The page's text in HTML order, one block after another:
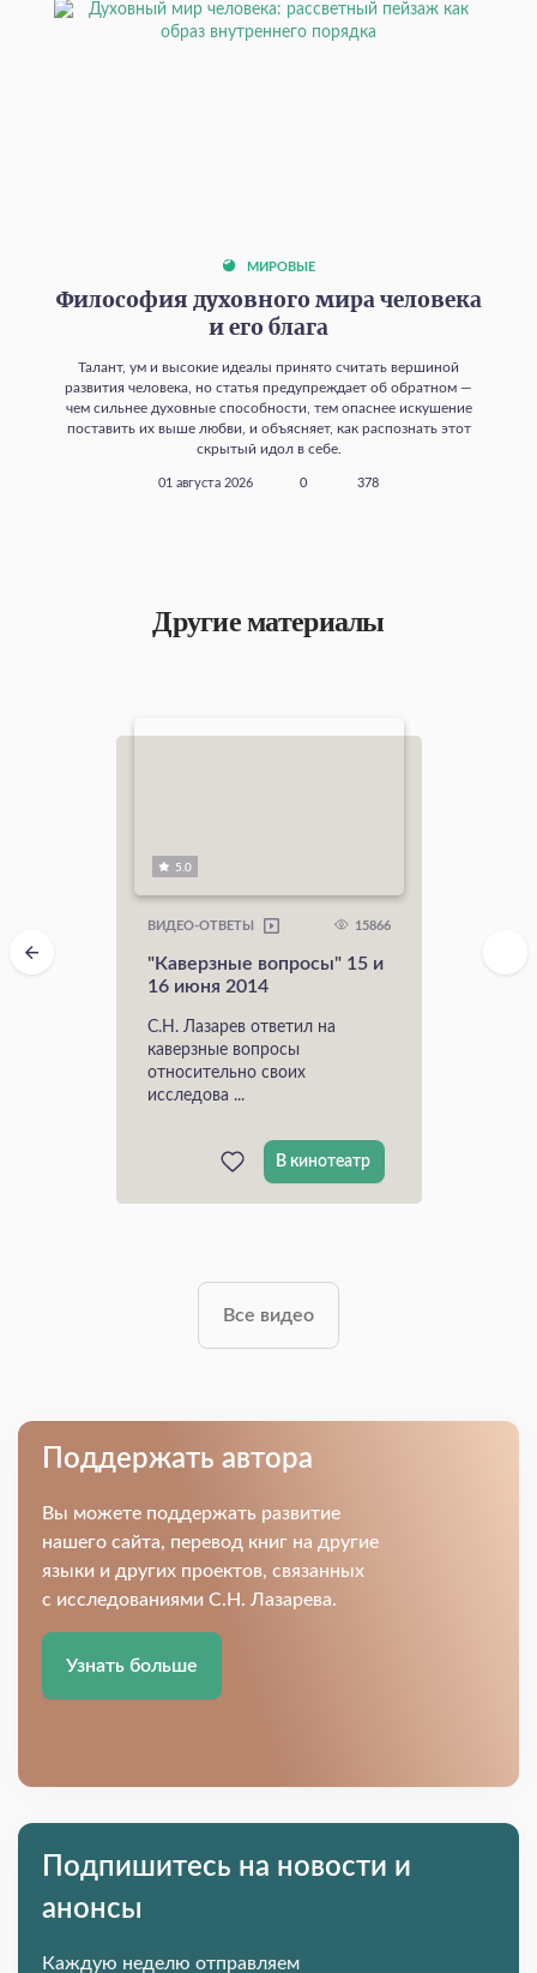
МИРОВЫЕ
Философия духовного мира человека
и его блага
Талант, ум и высокие идеалы принято считать вершиной
развития человека, но статья предупреждает об обратном —
чем сильнее духовные способности, тем опаснее искушение
поставить их выше любви, и объясняет, как распознать этот
скрытый идол в себе.
01 августа 2026 0 378
Другие материалы
5.0
ВИДЕО-ОТВЕТЫ 15866
"Каверзные вопросы" 15 и
16 июня 2014
С.Н. Лазарев ответил на
каверзные вопросы
относительно своих
исследова ...
В кинотеатр
Все видео
Поддержать автора
Вы можете поддержать развитие
нашего сайта, перевод книг на другие
языки и других проектов, связанных
с исследованиями С.Н. Лазарева.
Узнать больше
Подпишитесь на новости и
анонсы
Каждую неделю отправляем